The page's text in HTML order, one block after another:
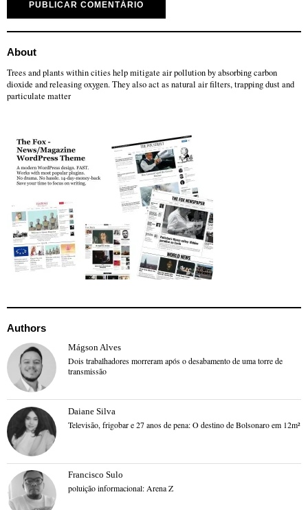
About
Trees and plants within cities help mitigate air pollution by absorbing carbon
dioxide and releasing oxygen. They also act as natural air filters, trapping dust and
particulate matter
Authors
Mágson Alves
Dois trabalhadores morreram após o desabamento de uma torre de
transmissão
Daiane Silva
Televisão, frigobar e 27 anos de pena: O destino de Bolsonaro em 12m²
Francisco Sulo
poluição informacional: Arena Z